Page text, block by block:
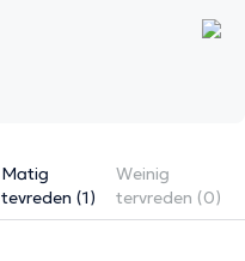
Matig
tevreden (1)
Weinig
tervreden (0)